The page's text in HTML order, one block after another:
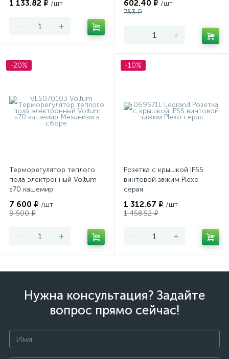
1 133.82 ₽ /шт
- +
602.40 ₽ /шт
753 ₽
- +
-20%
Терморегулятор теплого
пола электронный Voltum
s70 кашемир
7 600 ₽ /шт
9 500 ₽
- +
-10%
Розетка с крышкой IP55
винтовой зажим Plexo
серая
1 312.67 ₽ /шт
1 458.52 ₽
- +
Нужна консультация? Задайте
вопрос прямо сейчас!